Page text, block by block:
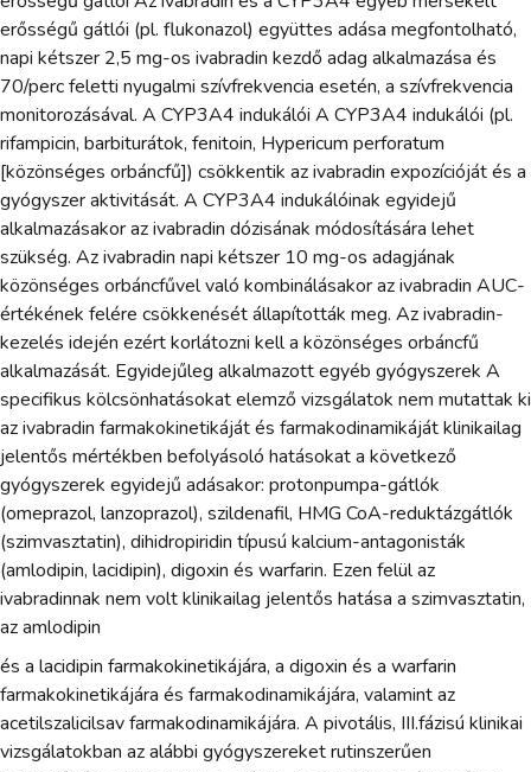
erősségű gátlói (pl. flukonazol) együttes adása megfontolható,
napi kétszer 2,5 mg-os ivabradin kezdő adag alkalmazása és
70/perc feletti nyugalmi szívfrekvencia esetén, a szívfrekvencia
monitorozásával. A CYP3A4 indukálói A CYP3A4 indukálói (pl.
rifampicin, barbiturátok, fenitoin, Hypericum perforatum
[közönséges orbáncfű]) csökkentik az ivabradin expozícióját és a
gyógyszer aktivitását. A CYP3A4 indukálóinak egyidejű
alkalmazásakor az ivabradin dózisának módosítására lehet
szükség. Az ivabradin napi kétszer 10 mg-os adagjának
közönséges orbáncfűvel való kombinálásakor az ivabradin AUC-
értékének felére csökkenését állapították meg. Az ivabradin-
kezelés idején ezért korlátozni kell a közönséges orbáncfű
alkalmazását. Egyidejűleg alkalmazott egyéb gyógyszerek A
specifikus kölcsönhatásokat elemző vizsgálatok nem mutattak ki
az ivabradin farmakokinetikáját és farmakodinamikáját klinikailag
jelentős mértékben befolyásoló hatásokat a következő
gyógyszerek egyidejű adásakor: protonpumpa-gátlók
(omeprazol, lanzoprazol), szildenafil, HMG CoA-reduktázgátlók
(szimvasztatin), dihidropiridin típusú kalcium-antagonisták
(amlodipin, lacidipin), digoxin és warfarin. Ezen felül az
ivabradinnak nem volt klinikailag jelentős hatása a szimvasztatin,
az amlodipin
és a lacidipin farmakokinetikájára, a digoxin és a warfarin
farmakokinetikájára és farmakodinamikájára, valamint az
acetilszalicilsav farmakodinamikájára. A pivotális, III.fázisú klinikai
vizsgálatokban az alábbi gyógyszereket rutinszerűen